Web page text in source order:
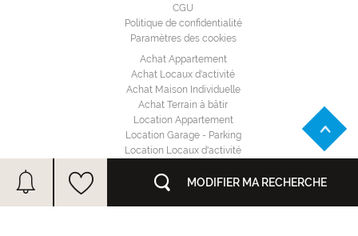
MODIFIER MA RECHERCHE
CGU
Politique de confidentialité
Paramètres des cookies
Achat Appartement
Achat Locaux d'activité
Achat Maison Individuelle
Achat Terrain à bâtir
Location Appartement
Location Garage - Parking
Location Locaux d'activité
Annuaire des notaires